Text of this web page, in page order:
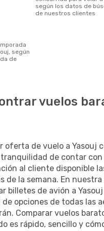
según los datos de
de nuestros clientes
según
de
vuelos
oferta de vuelo a Yasouj
de contar con
al cliente disponible
de la semana. En nuestra
billetes de avión a
opciones de todas las
Comparar vuelos
es rápido, sencillo y